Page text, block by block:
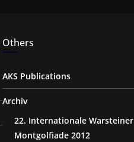
Others
AKS Publications
Archiv
22. Internationale Warsteiner
Montgolfiade 2012